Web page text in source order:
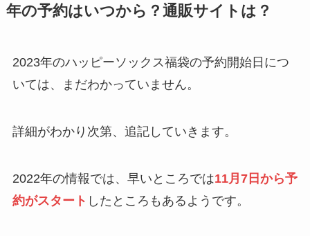
年の予約はいつから？通販サイトは？
2023年のハッピーソックス福袋の予約開始日につ
いては、まだわかっていません。
詳細がわかり次第、追記していきます。
2022年の情報では、早いところでは11月7日から予
約がスタート したところもあるようです。